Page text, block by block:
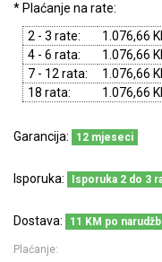
* Plaćanje na rate:
2 - 3 rate:
1.076,66
4 - 6 rata: 1.076,66
7 - 12 rata: 1.076,66
18 rata: 1.076,66
Garancija: 12 mjeseci
Isporuka: Isporuka 2 do 3
Dostava: 11 KM po
Plaćanje: